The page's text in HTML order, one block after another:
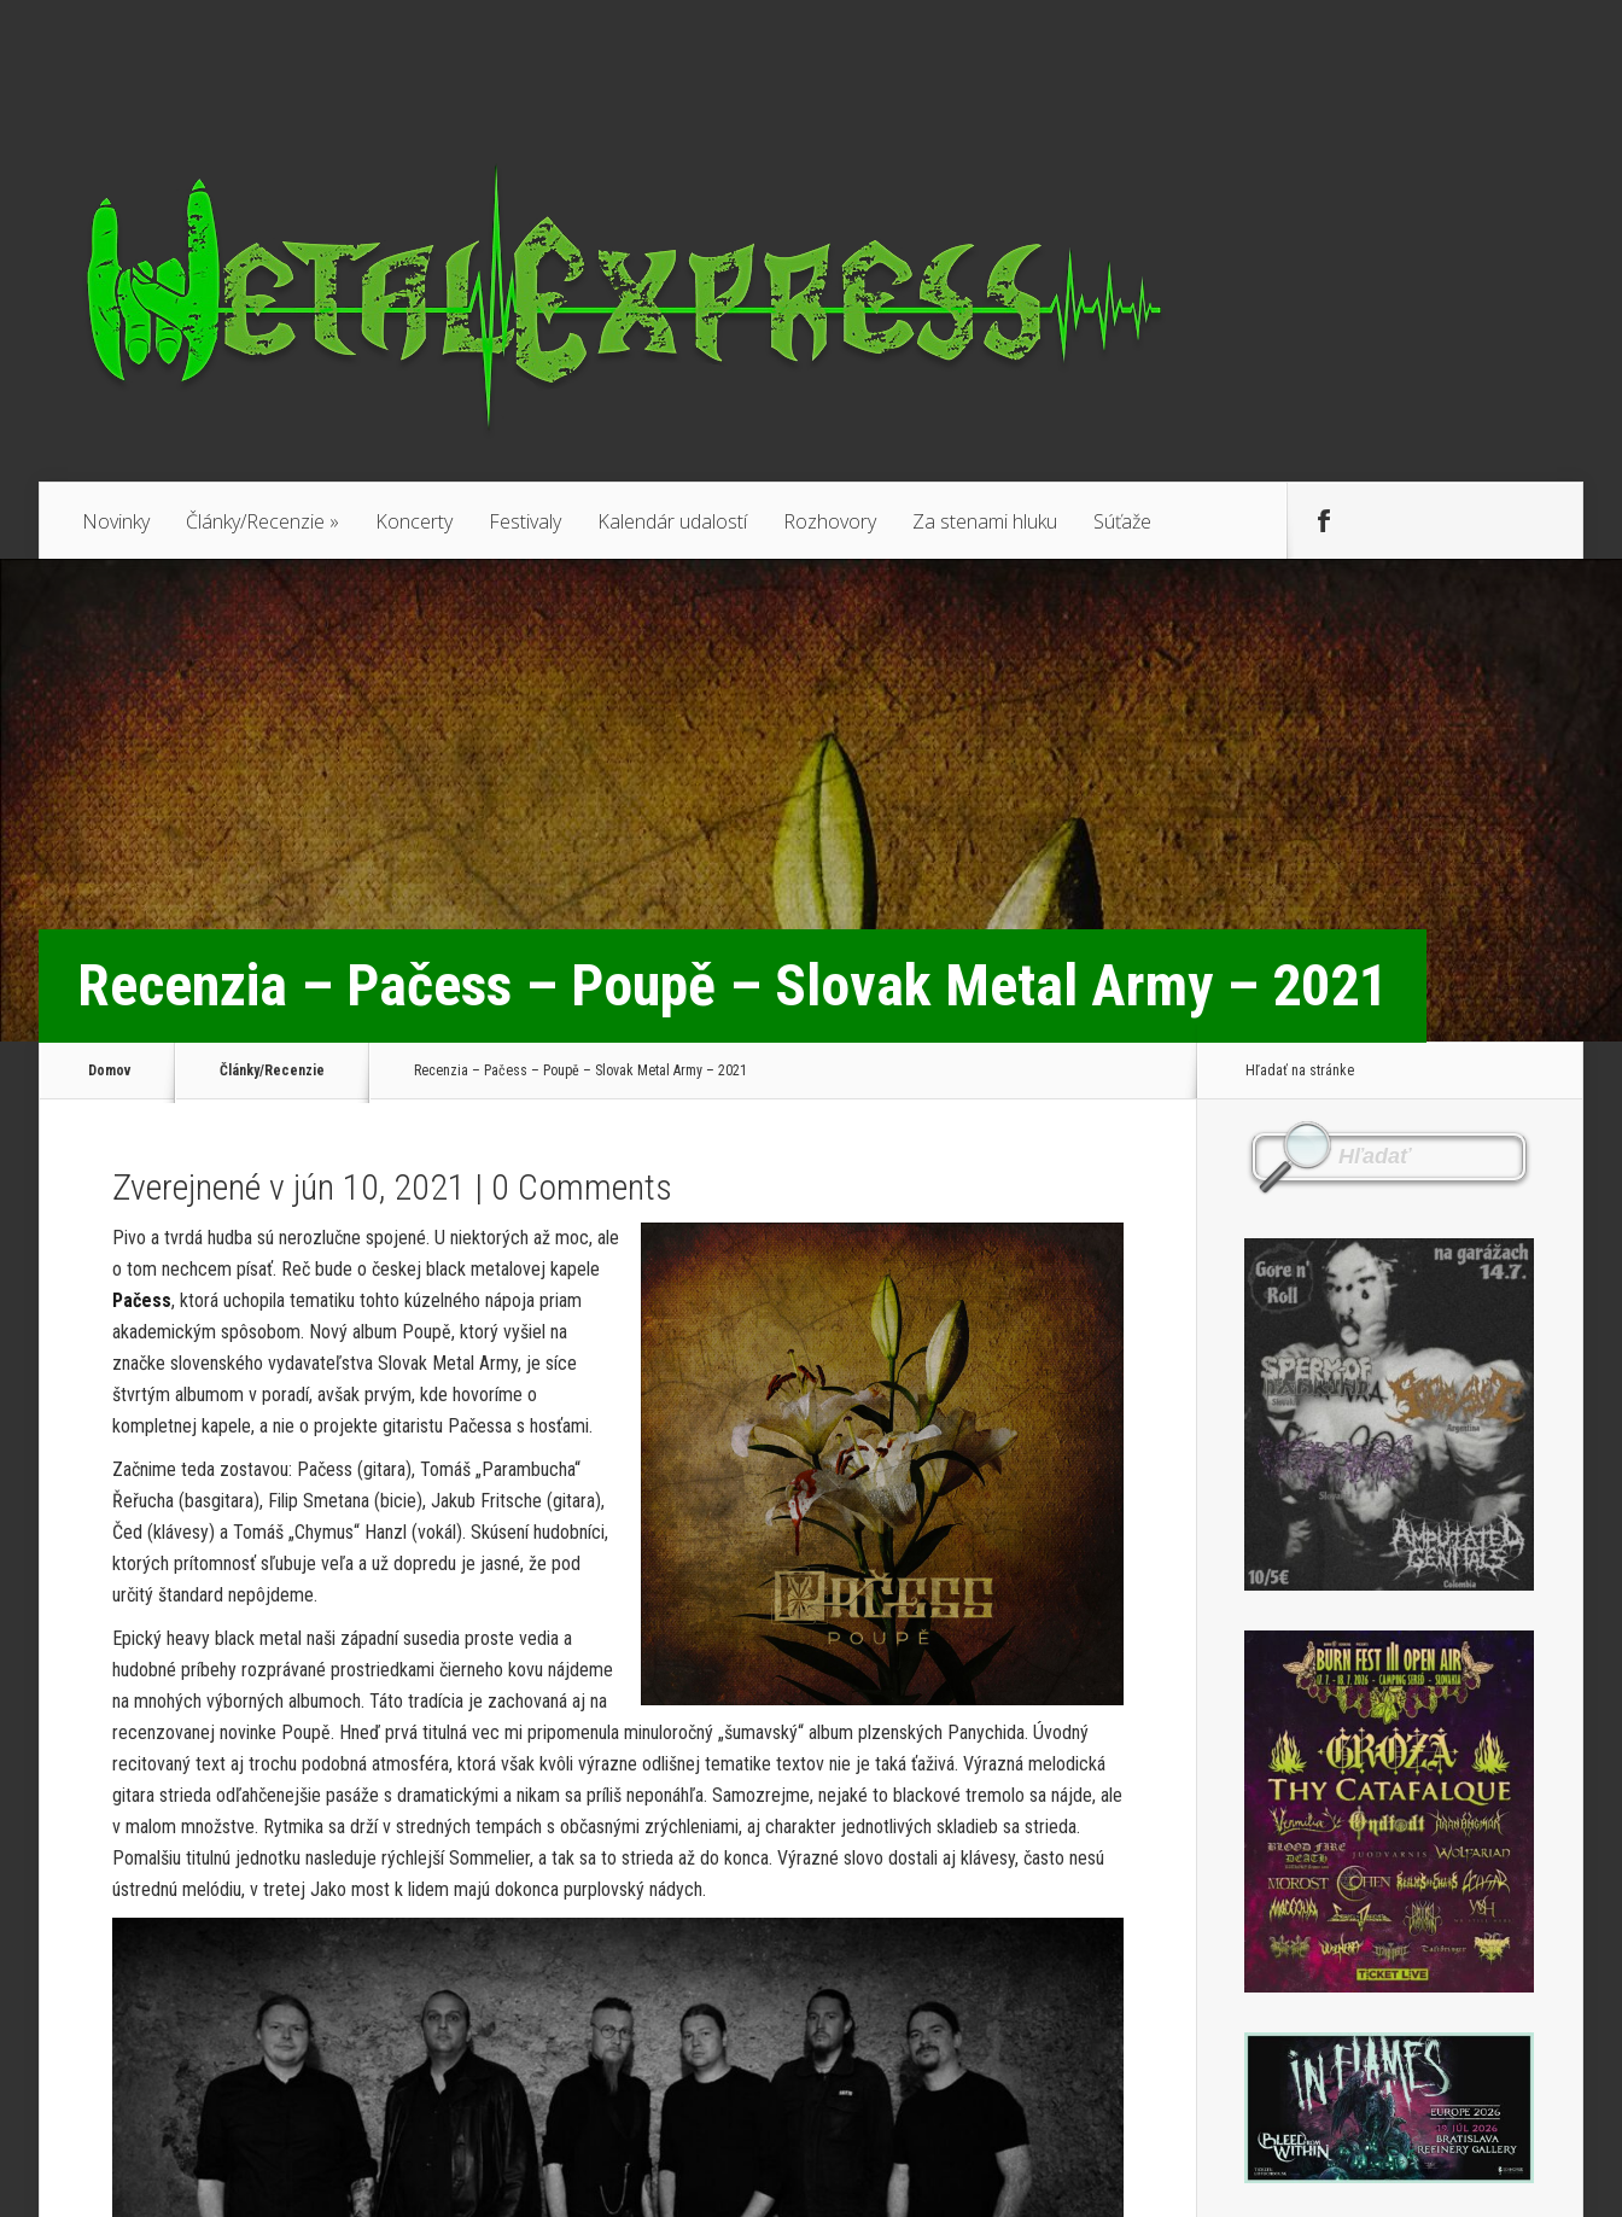
Novinky Články/Recenzie » Koncerty Festivaly Kalendár udalostí Rozhovory Za stenami hluku Súťaže
Recenzia – Pačess – Poupě – Slovak Metal Army – 2021
Domov Články/Recenzie Recenzia – Pačess – Poupě – Slovak Metal Army – 2021
Zverejnené v jún 10, 2021 | 0 Comments
Pivo a tvrdá hudba sú nerozlučne spojené. U niektorých až moc, ale
o tom nechcem písať. Reč bude o českej black metalovej kapele
Pačess, ktorá uchopila tematiku tohto kúzelného nápoja priam
akademickým spôsobom. Nový album Poupě, ktorý vyšiel na
značke slovenského vydavateľstva Slovak Metal Army, je síce
štvrtým albumom v poradí, avšak prvým, kde hovoríme o
kompletnej kapele, a nie o projekte gitaristu Pačessa s hosťami.
Začnime teda zostavou: Pačess (gitara), Tomáš „Parambucha“
Řeřucha (basgitara), Filip Smetana (bicie), Jakub Fritsche (gitara),
Čed (klávesy) a Tomáš „Chymus“ Hanzl (vokál). Skúsení hudobníci,
ktorých prítomnosť sľubuje veľa a už dopredu je jasné, že pod
určitý štandard nepôjdeme.
Epický heavy black metal naši západní susedia proste vedia a
hudobné príbehy rozprávané prostriedkami čierneho kovu nájdeme
na mnohých výborných albumoch. Táto tradícia je zachovaná aj na
recenzovanej novinke Poupě. Hneď prvá titulná vec mi pripomenula minuloročný „šumavský“ album plzenských Panychida. Úvodný
recitovaný text aj trochu podobná atmosféra, ktorá však kvôli výrazne odlišnej tematike textov nie je taká ťaživá. Výrazná melodická
gitara strieda odľahčenejšie pasáže s dramatickými a nikam sa príliš neponáhľa. Samozrejme, nejaké to blackové tremolo sa nájde, ale
v malom množstve. Rytmika sa drží v stredných tempách s občasnými zrýchleniami, aj charakter jednotlivých skladieb sa strieda.
Pomalšiu titulnú jednotku nasleduje rýchlejší Sommelier, a tak sa to strieda až do konca. Výrazné slovo dostali aj klávesy, často nesú
ústrednú melódiu, v tretej Jako most k lidem majú dokonca purplovský nádych.
Hľadať na stránke